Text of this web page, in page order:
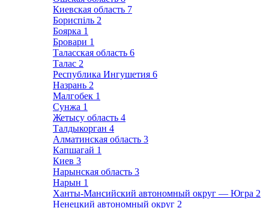
Киевская область 7
Бориспіль 2
Боярка 1
Бровари 1
Таласская область 6
Талас 2
Республика Ингушетия 6
Назрань 2
Малгобек 1
Сунжа 1
Жетысу область 4
Талдыкорган 4
Алматинская область 3
Капшагай 1
Киев 3
Нарынская область 3
Нарын 1
Ханты-Мансийский автономный округ — Югра 2
Ненецкий автономный округ 2